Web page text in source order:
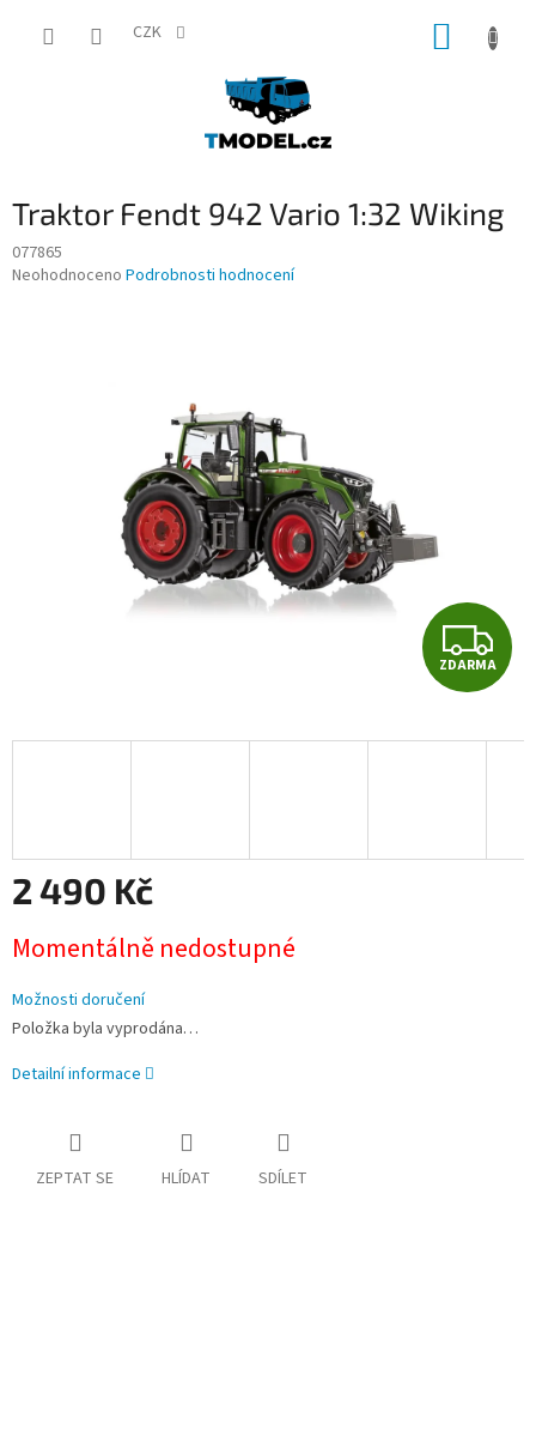
CZK
Traktor Fendt 942 Vario 1:32 Wiking
077865
Průměrné
Neohodnoceno Podrobnosti hodnocení
Z
D
A
ZDARMA
2 490 Kč
cena:
Momentálně nedostupné
Možnosti doručení
Položka byla vyprodána…
Detailní informace
ZEPTAT SE HLÍDAT SDÍLET